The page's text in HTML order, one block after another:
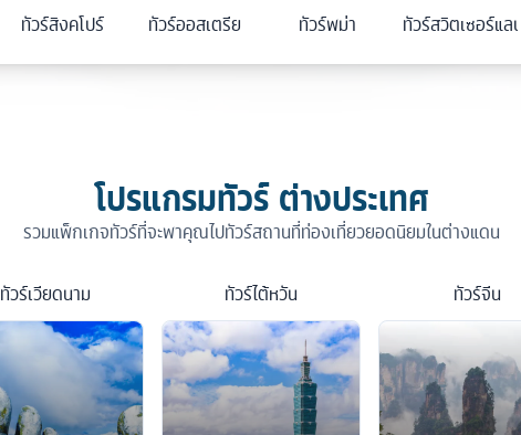
ทัวร์สิงคโปร์ ทัวร์ออสเตรีย ทัวร์พม่า ทัวร์สวิตเซอร์แลนด์
โปรแกรมทัวร์ ต่างประเทศ
รวมแพ็กเกจทัวร์ที่จะพาคุณไปทัวร์สถานที่ท่องเที่ยวยอดนิยมในต่างแดน
ทัวร์เวียดนาม ทัวร์ไต้หวัน ทัวร์จีน